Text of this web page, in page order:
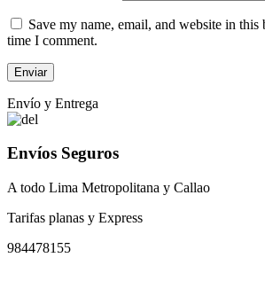
Save my name, email, and website in
time I comment.
Envío y Entrega
Envíos Seguros
A todo Lima Metropolitana y Callao
Tarifas planas y Express
984478155